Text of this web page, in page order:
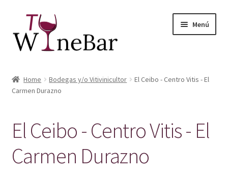
a
la
al
contenido
Menú
Tienda de Vinos y Productos
hijo
el
Sobre Nosotros
Home Bodegas y/o Vitivinicultor
El Ceibo - Centro Vitis - El
Carmen Durazno
El Ceibo - Centro Vitis - El
Carmen Durazno